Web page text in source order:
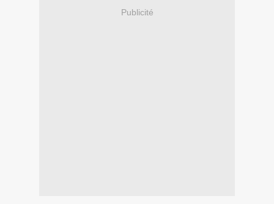
Publicité